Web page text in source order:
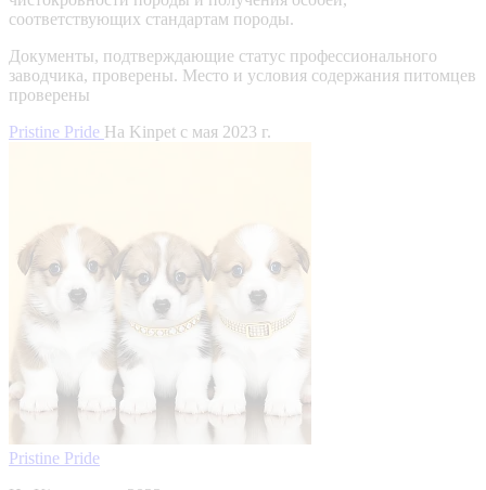
соответствующих стандартам породы.
Документы, подтверждающие статус профессионального
заводчика, проверены. Место и условия содержания питомцев
проверены
Pristine Pride На Kinpet c мая 2023 г.
Pristine Pride